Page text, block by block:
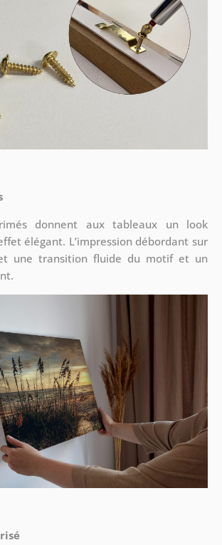
donnent aux tableaux un look
élégant. L’impression débordant sur
une transition fluide du motif et un